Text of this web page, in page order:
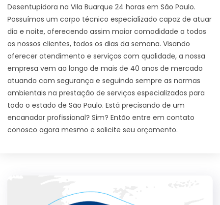
Desentupidora na Vila Buarque 24 horas em São Paulo.
Possuímos um corpo técnico especializado capaz de atuar
dia e noite, oferecendo assim maior comodidade a todos
os nossos clientes, todos os dias da semana. Visando
oferecer atendimento e serviços com qualidade, a nossa
empresa vem ao longo de mais de 40 anos de mercado
atuando com segurança e seguindo sempre as normas
ambientais na prestação de serviços especializados para
todo o estado de São Paulo. Está precisando de um
encanador profissional? Sim? Então entre em contato
conosco agora mesmo e solicite seu orçamento.